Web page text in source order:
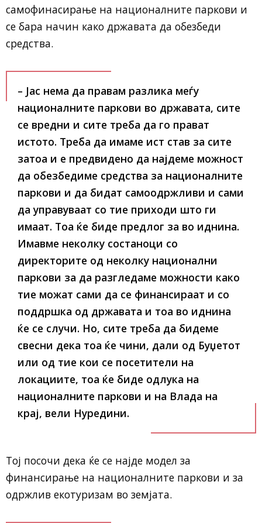
самофинасирање на националните паркови и
се бара начин како државата да обезбеди
средства.
– Јас нема да правам разлика меѓу
националните паркови во државата, сите
се вредни и сите треба да го прават
истото. Треба да имаме ист став за сите
затоа и е предвидено да најдеме можност
да обезбедиме средства за националните
паркови и да бидат самоодржливи и сами
да управуваат со тие приходи што ги
имаат. Тоа ќе биде предлог за во иднина.
Имавме неколку состаноци со
директорите од неколку национални
паркови за да разгледаме можности како
тие можат сами да се финансираат и со
поддршка од државата и тоа во иднина
ќе се случи. Но, сите треба да бидеме
свесни дека тоа ќе чини, дали од Буџетот
или од тие кои се посетители на
локациите, тоа ќе биде одлука на
националните паркови и на Влада на
крај, вели Нуредини.
Тој посочи дека ќе се најде модел за
финансирање на националните паркови и за
одржлив екотуризам во земјата.